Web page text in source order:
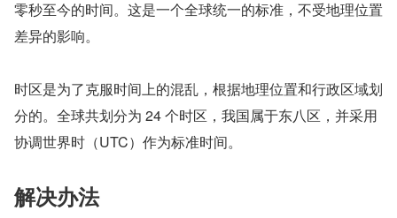
零秒至今的时间。这是一个全球统一的标准，不受地理位置
差异的影响。
时区是为了克服时间上的混乱，根据地理位置和行政区域划
分的。全球共划分为 24 个时区，我国属于东八区，并采用
协调世界时（UTC）作为标准时间。
解决办法